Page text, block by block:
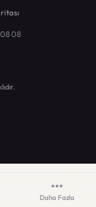
08
Daha Fazla